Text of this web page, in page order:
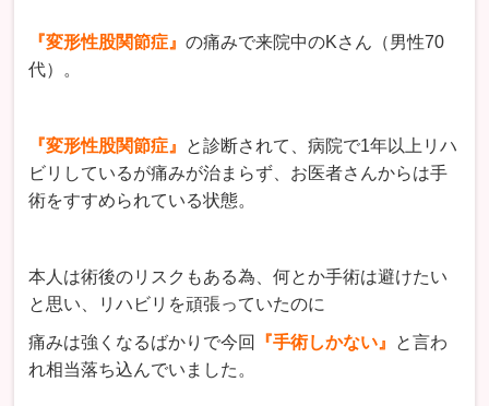
『変形性股関節症』の痛みで来院中のKさん（男性70
代）。
『変形性股関節症』
と診断されて、病院で1年以上リハ
ビリしているが痛みが治まらず、お医者さんからは手
術をすすめられている状態。
本人は術後のリスクもある為、何とか手術は避けたい
と思い、リハビリを頑張っていたのに
痛みは強くなるばかりで今回 『手術しかない』
と言わ
れ相当落ち込んでいました。